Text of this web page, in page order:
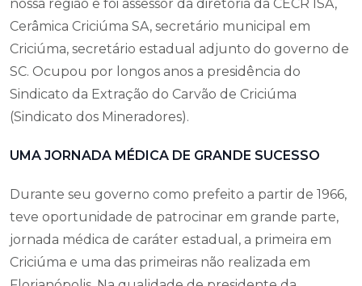
nossa região e foi assessor da diretoria da CECR ISA,
Cerâmica Criciúma SA, secretário municipal em
Criciúma, secretário estadual adjunto do governo de
SC. Ocupou por longos anos a presidência do
Sindicato da Extração do Carvão de Criciúma
(Sindicato dos Mineradores).
UMA JORNADA MÉDICA DE GRANDE SUCESSO
Durante seu governo como prefeito a partir de 1966,
teve oportunidade de patrocinar em grande parte,
jornada médica de caráter estadual, a primeira em
Criciúma e uma das primeiras não realizada em